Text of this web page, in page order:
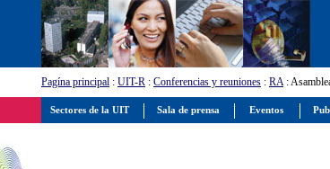
Pagína principal : UIT-R : Conferencias y reuniones : RA:
Sectores de la UIT Sala de prensa Eventos